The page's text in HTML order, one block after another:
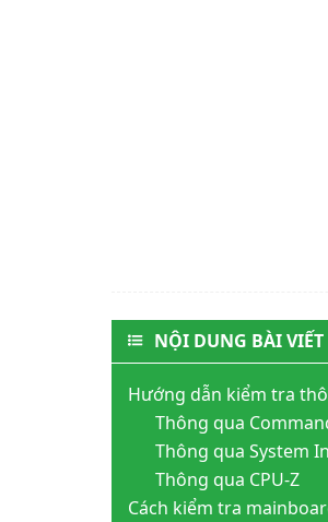
NỘI DUNG BÀI VIẾT
Hướng dẫn kiểm tra
Thông qua
Thông qua System
Thông qua CPU-Z
Cách kiểm tra